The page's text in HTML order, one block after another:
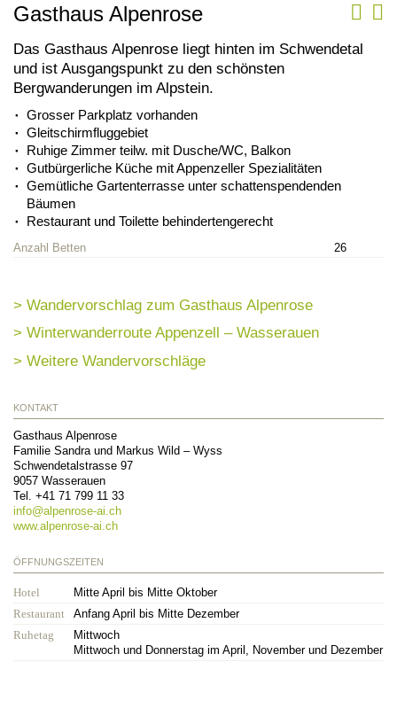
Gasthaus Alpenrose
Das Gasthaus Alpenrose liegt hinten im Schwendetal
und ist Ausgangspunkt zu den schönsten
Bergwanderungen im Alpstein.
Grosser Parkplatz vorhanden
Gleitschirmfluggebiet
Ruhige Zimmer teilw. mit Dusche/WC, Balkon
Gutbürgerliche Küche mit Appenzeller Spezialitäten
Gemütliche Gartenterrasse unter schattenspendenden
Bäumen
Restaurant und Toilette behindertengerecht
Anzahl Betten 26
> Wandervorschlag zum Gasthaus Alpenrose
> Winterwanderroute Appenzell – Wasserauen
> Weitere Wandervorschläge
KONTAKT
Gasthaus Alpenrose
Familie Sandra und Markus Wild – Wyss
Schwendetalstrasse 97
9057 Wasserauen
Tel. +41 71 799 11 33
info@alpenrose-ai.ch
www.alpenrose-ai.ch
ÖFFNUNGSZEITEN
Hotel
Mitte April bis Mitte Oktober
Restaurant
Anfang April bis Mitte Dezember
Ruhetag
Mittwoch
Mittwoch und Donnerstag im April, November und Dezember